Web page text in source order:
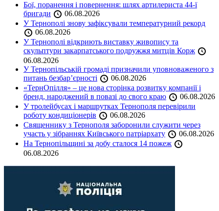
Бої, поранення і повернення: шлях артилериста 44-ї
бригади
06.08.2026
У Тернополі знову зафіксували температурний рекорд
06.08.2026
У Тернополі відкриють виставку живопису та
скульптури закарпатського подружжя митців Корж
06.08.2026
У Тернопільській громаді призначили уповноваженого з
питань безбар’єрності
06.08.2026
«ТернОпілля» – це нова сторінка розвитку компанії і
бренд, народжений в повазі до свого краю
06.08.2026
У тролейбусах і маршрутках Тернополя перевірили
роботу кондиціонерів
06.08.2026
Священнику з Тернополя заборонили служити через
участь у зібраннях Київського патріархату
06.08.2026
На Тернопільщині за добу сталося 14 пожеж
06.08.2026